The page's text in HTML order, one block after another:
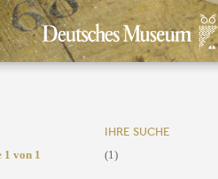
1 von 1
IHRE SUCHE
(1)